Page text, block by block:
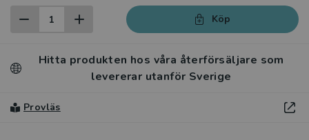
Köp
Hitta produkten hos våra återförsäljare som
levererar utanför Sverige
Provläs